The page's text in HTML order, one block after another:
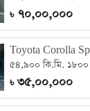
৳৭০,০০,০০০
Toyota Corolla
৫৪,৯০০ কি.মি. ১৮০০
৳৩৫,০০,০০০